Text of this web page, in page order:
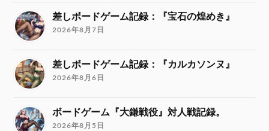
差しボードゲーム記録：『宝石の煌めき』
2026年8月7日
差しボードゲーム記録：『カルカソンヌ』
2026年8月6日
ボードゲーム『大鎌戦役』対人戦記録。
2026年8月5日